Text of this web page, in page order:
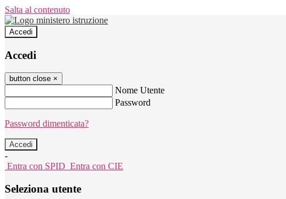
Salta al contenuto
Accedi
Accedi
button close ×
Nome Utente
Password
Password dimenticata?
-
Entra con SPID Entra con CIE
Seleziona utente